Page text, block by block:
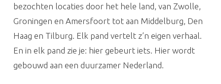
bezochten locaties door het hele land, van Zwolle,
Groningen en Amersfoort tot aan Middelburg, Den
Haag en Tilburg. Elk pand vertelt z’n eigen verhaal.
En in elk pand zie je: hier gebeurt iets. Hier wordt
gebouwd aan een duurzamer Nederland.